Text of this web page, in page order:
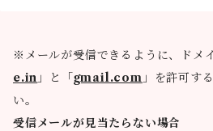
※メールが受信できるように、ドメ
e.in 」と「gmail.com 」を許可す
い。
受信メールが見当たらない場合